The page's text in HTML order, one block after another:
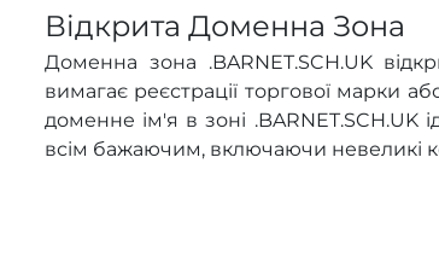
Відкрита Доменна Зона
Доменна зона .BARNET.SCH.UK
вимагає реєстрації торгової марки
доменне ім'я в зоні .BARNET.SCH.UK
всім бажаючим, включаючи невеликі